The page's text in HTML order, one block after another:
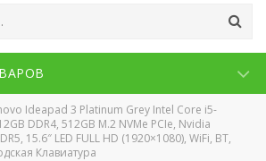
Ideapad 3 Platinum Grey Intel Core i5-
DDR4, 512GB M.2 NVMe PCIe, Nvidia
15.6″ LED FULL HD (1920×1080), WiFi, BT,
Клавиатура